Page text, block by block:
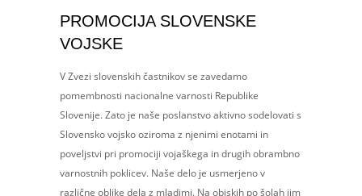
PROMOCIJA SLOVENSKE
VOJSKE
V Zvezi slovenskih častnikov se zavedamo
pomembnosti nacionalne varnosti Republike
Slovenije. Zato je naše poslanstvo aktivno sodelovati s
Slovensko vojsko oziroma z njenimi enotami in
poveljstvi pri promociji vojaškega in drugih obrambno
varnostnih poklicev. Naše delo je usmerjeno v
različne oblike dela z mladimi. Na obiskih po šolah jim